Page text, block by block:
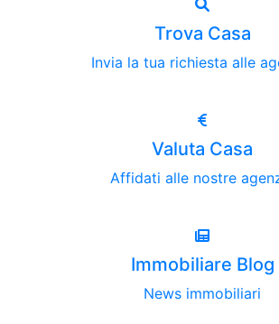
Trova Casa
Invia la tua richiesta alle
Valuta Casa
Affidati alle nostre
Immobiliare Blog
News immobiliari